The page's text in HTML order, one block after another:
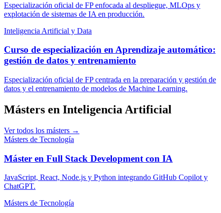
Especialización oficial de FP enfocada al despliegue, MLOps y
explotación de sistemas de IA en producción.
Inteligencia Artificial y Data
Curso de especialización en Aprendizaje automático:
gestión de datos y entrenamiento
Especialización oficial de FP centrada en la preparación y gestión de
datos y el entrenamiento de modelos de Machine Learning.
Másters en Inteligencia Artificial
Ver todos los másters →
Másters de Tecnología
Máster en Full Stack Development con IA
JavaScript, React, Node.js y Python integrando GitHub Copilot y
ChatGPT.
Másters de Tecnología